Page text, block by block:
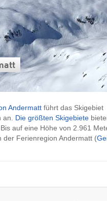
Andermatt führt das Skigebiet
an. Die größten Skigebiete
auf eine Höhe von 2.961
der Ferienregion Andermatt (